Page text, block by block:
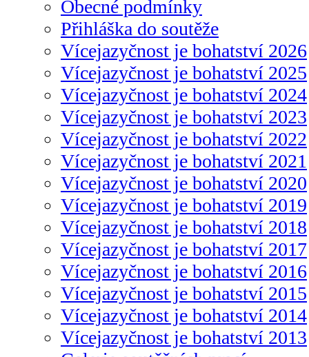
Obecné podmínky
Přihláška do soutěže
Vícejazyčnost je bohatství 2026
Vícejazyčnost je bohatství 2025
Vícejazyčnost je bohatství 2024
Vícejazyčnost je bohatství 2023
Vícejazyčnost je bohatství 2022
Vícejazyčnost je bohatství 2021
Vícejazyčnost je bohatství 2020
Vícejazyčnost je bohatství 2019
Vícejazyčnost je bohatství 2018
Vícejazyčnost je bohatství 2017
Vícejazyčnost je bohatství 2016
Vícejazyčnost je bohatství 2015
Vícejazyčnost je bohatství 2014
Vícejazyčnost je bohatství 2013